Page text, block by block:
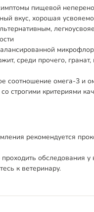
пищевой
вкус, хорошая
среди прочего,
соотношение омега-3 и
строгими критериями
рекомендуется
обследования у
к ветеринару.